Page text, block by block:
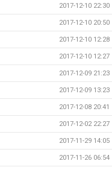
2017-12-10 22:30
2017-12-10 20:50
2017-12-10 12:28
2017-12-10 12:27
2017-12-09 21:23
2017-12-09 13:23
2017-12-08 20:41
2017-12-02 22:27
2017-11-29 14:05
2017-11-26 06:54